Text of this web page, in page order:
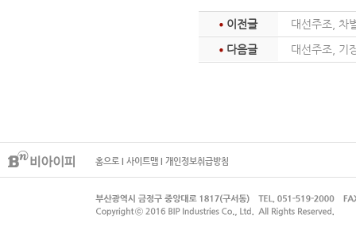
이전글
대선주조, 차
다음글
대선주조, 기
홈으로 I 사이트맵 I 개인정보취급방침